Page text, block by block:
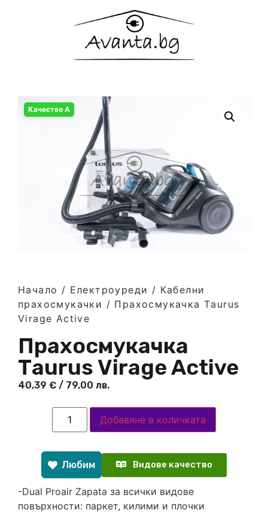
Качество А
Начало / Електроуреди / Кабелни
прахосмукачки / Прахосмукачка Тaurus
Virage Active
Прахосмукачка
Тaurus Virage Active
40,39 € / 79,00 лв.
Добавяне в количката
Любим Видове качество
-Dual Proair Zapata за всички видове
повърхности: паркет, килими и плочки